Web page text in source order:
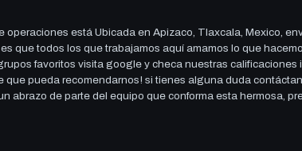
está Ubicada en Apizaco, Tlaxcala, Mexico,
que todos los que trabajamos aquí amamos lo que
favoritos visita google y checa nuestras
pueda recomendarnos! si tienes alguna duda
abrazo de parte del equipo que conforma esta hermosa,